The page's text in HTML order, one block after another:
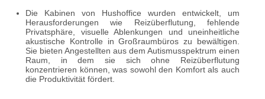
Die Kabinen von Hushoffice wurden entwickelt, um
Herausforderungen wie Reizüberflutung, fehlende
Privatsphäre, visuelle Ablenkungen und uneinheitliche
akustische Kontrolle in Großraumbüros zu bewältigen.
Sie bieten Angestellten aus dem Autismusspektrum einen
Raum, in dem sie sich ohne Reizüberflutung
konzentrieren können, was sowohl den Komfort als auch
die Produktivität fördert.